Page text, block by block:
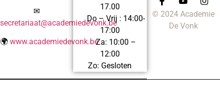
✉
secretariaat@academiedevonk.be
🌍 www.academiedevonk.be
17.00
Do – Vrij : 14:00-
17:00
Za: 10:00 –
12:00
Zo: Gesloten
© 2024 Academie
De Vonk